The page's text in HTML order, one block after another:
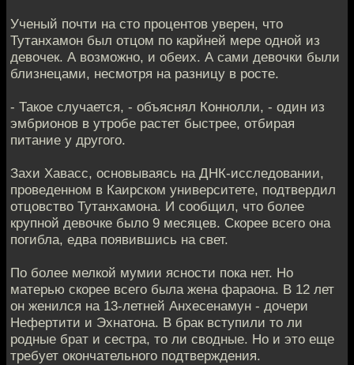
Ученый почти на сто процентов уверен, что
Тутанхамон был отцом по карйней мере одной из
девочек. А возможно, и обеих. А сами девочки были
близнецами, несмотря на разницу в росте.
- Такое случается, - объяснял Коннолли, - один из
эмбрионов в утробе растет быстрее, отбирая
питание у другого.
Захи Хавасс, основываясь на ДНК-исследовании,
проведенном в Каирском университете, подтвердил
отцовство Тутанхамона. И сообщил, что более
крупной девочке было 9 месяцев. Скорее всего она
погибла, едва появившись на свет.
По более мелкой мумии ясности пока нет. Но
матерью скорее всего была жена фараона. В 12 лет
он женился на 13-летней Анхесенамун - дочери
Нефертити и Эхнатона. В брак вступили то ли
родные брат и сестра, то ли сводные. Но и это еще
требует окончательного подтверждения.